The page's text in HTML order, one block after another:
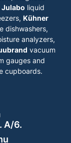
Julabo liquid
Kühner
dishwashers,
analyzers,
vacuum
gauges and
cupboards.
A/6.